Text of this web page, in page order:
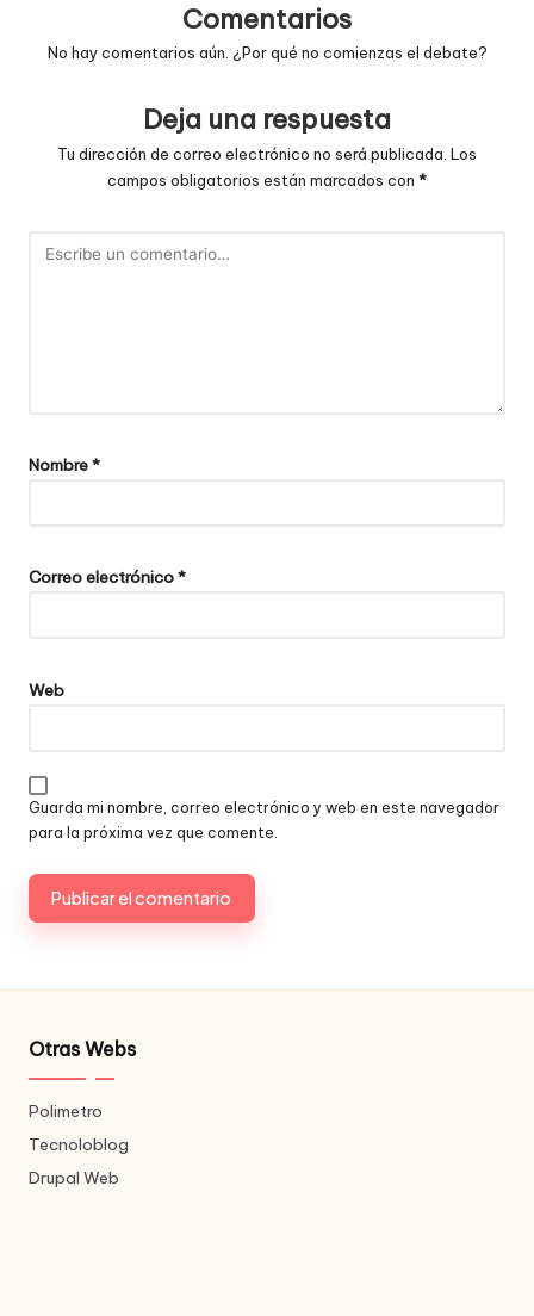
Comentarios
No hay comentarios aún. ¿Por qué no comienzas el debate?
Deja una respuesta
Tu dirección de correo electrónico no será publicada. Los
campos obligatorios están marcados con *
Nombre*
Correo electrónico*
Web
Guarda mi nombre, correo electrónico y web en este navegador
para la próxima vez que comente.
Otras Webs
Polimetro
Tecnoloblog
Drupal Web